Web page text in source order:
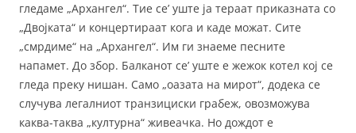
гледаме „Архангел“. Тие се’ уште ја тераат приказната со
„Двојката“ и концертираат кога и каде можат. Сите
„смрдиме“ на „Архангел“. Им ги знаеме песните
напамет. До збор. Балканот се’ уште е жежок котел кој се
гледа преку нишан. Само „оазата на мирот“, додека се
случува легалниот транзициски грабеж, овозможува
каква-таква „културна“ живеачка. Но дождот е